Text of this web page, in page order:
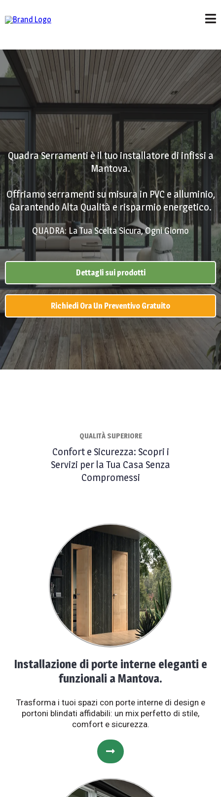
Quadra Serramenti è il tuo installatore di infissi a
Mantova.
Offriamo serramenti su misura in PVC e alluminio,
Garantendo Alta Qualità e risparmio energetico.
QUADRA: La Tua Scelta Sicura, Ogni Giorno
Dettagli sui prodotti
Richiedi Ora Un Preventivo Gratuito
QUALITÀ SUPERIORE
Confort e Sicurezza: Scopri i
Servizi per la Tua Casa Senza
Compromessi
Installazione di porte interne eleganti e
funzionali a Mantova.
Trasforma i tuoi spazi con porte interne di design e
portoni blindati affidabili: un mix perfetto di stile,
comfort e sicurezza.